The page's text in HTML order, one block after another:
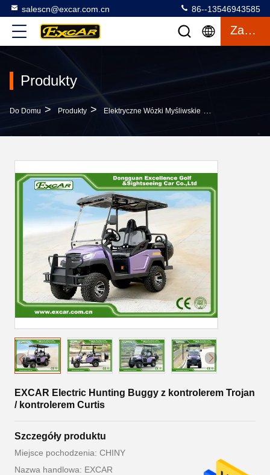
salescn@excar.com.cn 86--13546943585
Zacytować
Produkty
Do Domu > Produkty > Elektryczne Wózki Myśliwskie >
EXCAR Electric Hunting Buggy z kontrolerem Trojan
/ kontrolerem Curtis
Szczegóły produktu
Miejsce pochodzenia: CHINY
Nazwa handlowa: EXCAR